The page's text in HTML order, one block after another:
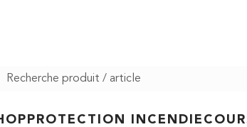
PROTECTION INCENDIE